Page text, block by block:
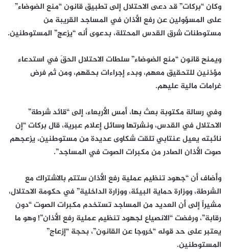
وكان “بركات” قد دعى الاحتلال إلى تطبيق قانون “منع الضوضاء”
على المسؤولين عن رفع الأذان في المساجد القريبة من
مستوطنات شرق القدس المحتلة، بدعوى أنه “يزعج” المستوطنين.
ويمنح قانون “منع الضوضاء” سلطات الاحتلال الحقَ في استدعاء
مؤذنين للتحقيق معهم، وبدء إجراءات بحقهم، ومن ثم فرض
غرامات مالية عليهم.
وفي رسالة مكتوبة بعث بها، أمس الأربعاء، إلى “قائد شرطة”
الاحتلال في القدس، ونشرتها وسائل إعلام عبرية، قال بركات “إن
نائبته يعيل عنتابي تلقت شكاوى عديدة من مستوطنين، يزعجهم
صوت الأذان الصادر من مكبرات الصوت في المساجد”.
وأضاف أن “جهود تنظيم عملية رفع الأذان ستتم بالاشتراك مع
الشرطة، ووزارة حماية البيئة، ووزارة الداخلية” في حكومة الاحتلال،
مشيراً إلى أن العديد من المساجد تستخدم مكبرات الصوت “دون
رقابة”، ورفضت “الانصياع لجهود تنظيم عملية رفع الأذان”! وهو ما
يعتبر على حد قوله “خروجا عن القانون”، بحجة “إزعاج”
المستوطنين.